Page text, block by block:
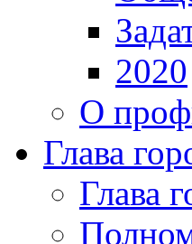
2020
О
Глава
Глава